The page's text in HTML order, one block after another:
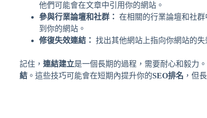
他們可能會在文章中引用你的網站。
參與行業論壇和社群： 在相關的行業論壇和社
到你的網站。
修復失效連結： 找出其他網站上指向你網站的
記住， 連結建立是一個長期的過程，需要耐心和毅力
結 。這些技巧可能會在短期內提升你的SEO排名 ，但